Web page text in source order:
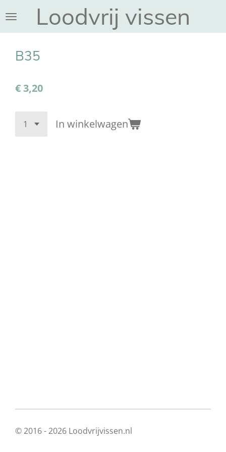
direct
naar
hoofdinhoud
Loodvrij vissen
B35
€ 3,20
In winkelwagen
© 2016 - 2026 Loodvrijvissen.nl